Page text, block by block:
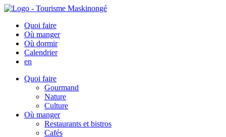
Quoi faire
Où manger
Où dormir
Calendrier
en
Quoi faire
Gourmand
Nature
Culture
Où manger
Restaurants et bistros
Cafés